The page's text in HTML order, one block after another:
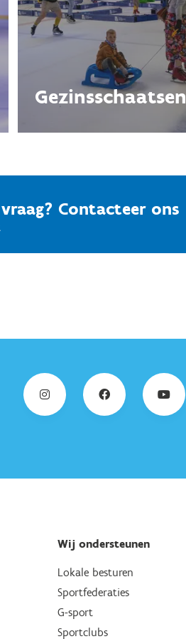
Gezinsschaatsen
Contacteer ons
Wij ondersteunen
Lokale besturen
Sportfederaties
G-sport
Sportclubs